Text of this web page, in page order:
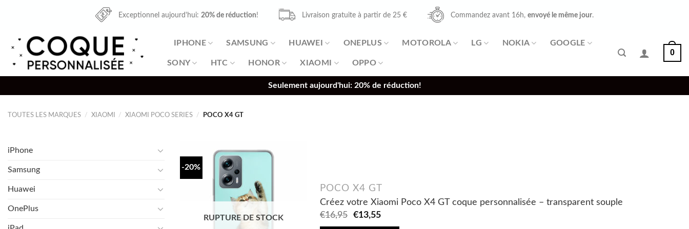
Exceptionnel aujourd'hui:20% de réduction! Livraison gratuite à partir de 25 € Commandez avant 16h, envoyé le même jour.
IPHONE SAMSUNG HUAWEI ONEPLUS MOTOROLA LG NOKIA GOOGLE
SONY HTC HONOR XIAOMI OPPO
0
Seulement aujourd'hui: 20% de réduction!
TOUTES LES MARQUES / XIAOMI / XIAOMI POCO SERIES / POCO X4 GT
iPhone
Samsung
Huawei
OnePlus
-20%
RUPTURE DE STOCK
POCO X4 GT
Créez votre Xiaomi Poco X4 GT coque personnalisée – transparent souple
€16,95
Original
€13,55Current